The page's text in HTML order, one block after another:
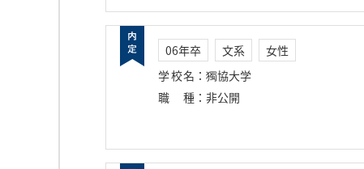
06年卒 文系
女性
学校名 ： 獨協大学
職種 ： 非公開